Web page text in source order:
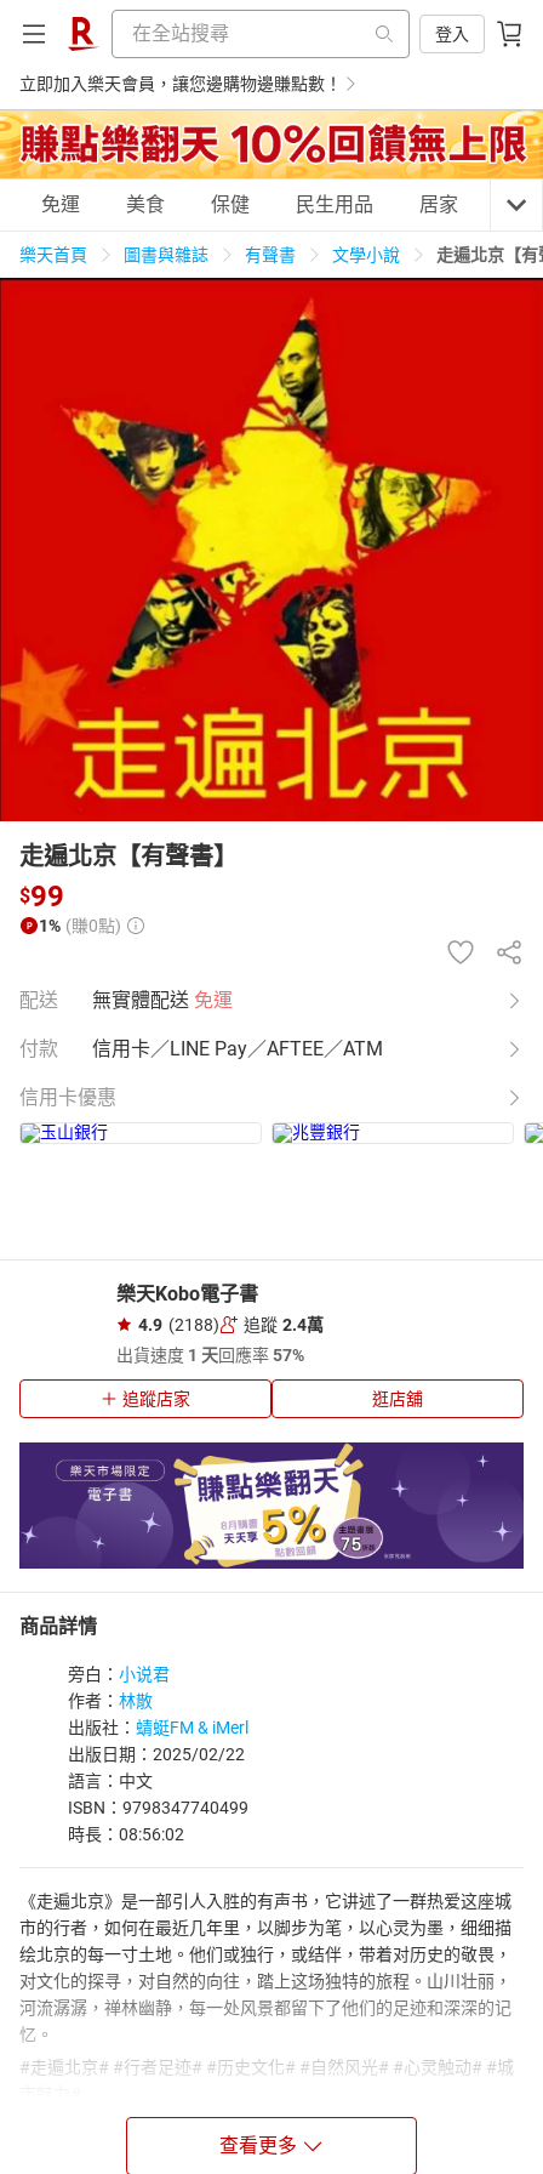
登入
立即加入樂天會員，讓您邊購物邊賺點數！
購物網分類
養生保健
居家生活 3C家電 運動休閒
男裝 化妝保養 情趣用品
電子/紙本書
免運 美食 保健 民生用品 居家 3C
樂天首頁 圖書與雜誌 有聲書 文學小說 走遍北京【有
走遍北京【有聲書】
$99
1% (賺0點)
配送 無實體配送 免運
付款 信用卡／LINE Pay／AFTEE／ATM
信用卡優惠
樂天Kobo電子書
4.9 (2188) 追蹤 2.4萬
出貨速度 1 天回應率57%
追蹤店家 逛店舖
商品詳情
旁白： 小说君
作者： 林散
出版社： 蜻蜓FM & iMerl
出版日期：2025/02/22
語言：中文
ISBN：9798347740499
時長：08:56:02
《走遍北京》是一部引人入胜的有声书，它讲述了一群热爱这座城
市的行者，如何在最近几年里，以脚步为笔，以心灵为墨，细细描
绘北京的每一寸土地。他们或独行，或结伴，带着对历史的敬畏，
对文化的探寻，对自然的向往，踏上这场独特的旅程。山川壮丽，
河流潺潺，禅林幽静，每一处风景都留下了他们的足迹和深深的记
忆。
#走遍北京# #行者足迹# #历史文化# #自然风光# #心灵触动# #城
他们走过古老的胡同，聆听岁月的低语；他们登上长城，感受千年
的风霜；他们漫步在颐和园，品味皇家园林的韵味。每一次的驻
查看更多